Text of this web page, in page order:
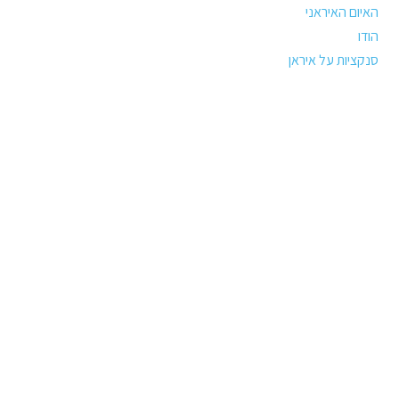
האיום האיראני
הודו
סנקציות על איראן